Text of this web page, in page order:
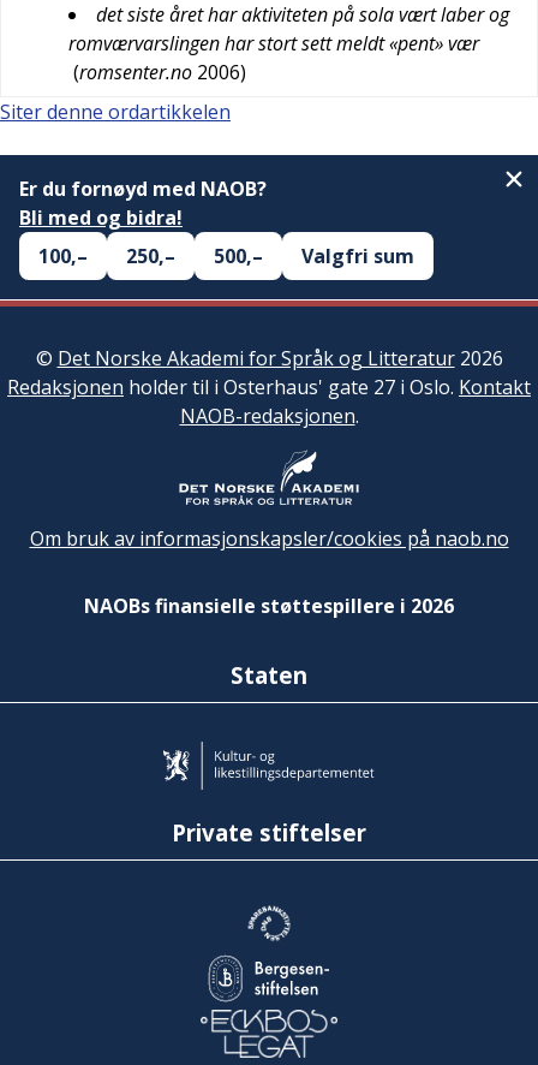
det siste året har aktiviteten på sola vært laber og
romværvarslingen har stort sett meldt «pent» vær
(romsenter.no 2006)
Siter denne ordartikkelen
Er du fornøyd med NAOB?
Bli med og bidra!
100,–
250,– 500,– Valgfri sum
© Det Norske Akademi for Språk og Litteratur2026
Redaksjonen holder til i Osterhaus' gate 27 i Oslo. Kontakt
NAOB-redaksjonen.
Om bruk av informasjonskapsler/cookies på naob.no
NAOBs finansielle støttespillere i 2026
Staten
Private stiftelser